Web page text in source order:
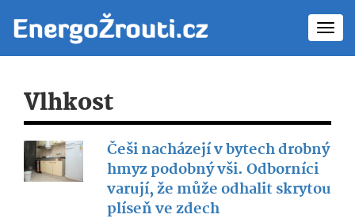
Vlhkost
Češi nacházejí v bytech drobný
hmyz podobný vši. Odborníci
varují, že může odhalit skrytou
plíseň ve zdech